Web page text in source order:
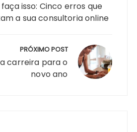
faça isso: Cinco erros que
a sua consultoria online
PRÓXIMO POST
carreira para o
novo ano